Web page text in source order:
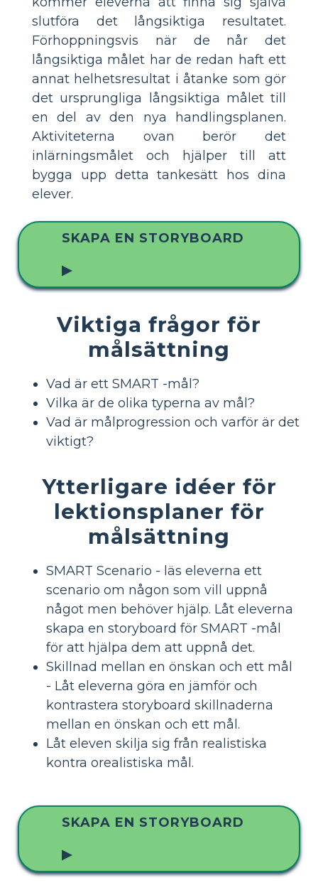
slutföra det långsiktiga resultatet.
Förhoppningsvis när de når det
långsiktiga målet har de redan haft ett
annat helhetsresultat i åtanke som gör
det ursprungliga långsiktiga målet till
en del av den nya handlingsplanen.
Aktiviteterna ovan berör det
inlärningsmålet och hjälper till att
bygga upp detta tankesätt hos dina
elever.
SKAPA EN STORYBOARD
▶
Viktiga frågor för
målsättning
Vad är ett SMART -mål?
Vilka är de olika typerna av mål?
Vad är målprogression och varför är det
viktigt?
Ytterligare idéer för
lektionsplaner för
målsättning
SMART Scenario - läs eleverna ett
scenario om någon som vill uppnå
något men behöver hjälp. Låt eleverna
skapa en storyboard för SMART -mål
för att hjälpa dem att uppnå det.
Skillnad mellan en önskan och ett mål
- Låt eleverna göra en jämför och
kontrastera storyboard skillnaderna
mellan en önskan och ett mål.
Låt eleven skilja sig från realistiska
kontra orealistiska mål.
SKAPA EN STORYBOARD
▶